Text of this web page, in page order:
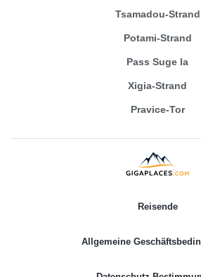
Tsamadou-Strand
Potami-Strand
Pass Suge la
Xigia-Strand
Pravice-Tor
Reisende
Allgemeine